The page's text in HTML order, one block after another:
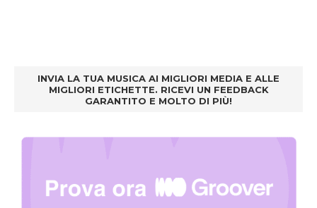
INVIA LA TUA MUSICA AI MIGLIORI MEDIA E ALLE
MIGLIORI ETICHETTE. RICEVI UN FEEDBACK
GARANTITO E MOLTO DI PIÙ!